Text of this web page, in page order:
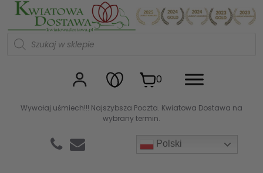
Wywołaj uśmiech!!! Najszybsza Poczta. Kwiatowa Dostawa na
wybrany termin.
Polski
Kwiaciarnia internetowa
W
0